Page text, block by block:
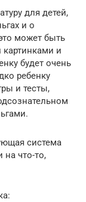
для детей,
и о
может быть
картинками и
будет очень
ребенку
и тесты,
система
на что-то,